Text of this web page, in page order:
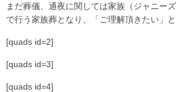
まだ葬儀、通夜に関しては家族（ジャニー
で行う家族葬となり、「ご理解頂きたい」と
[quads id=2]
[quads id=3]
[quads id=4]